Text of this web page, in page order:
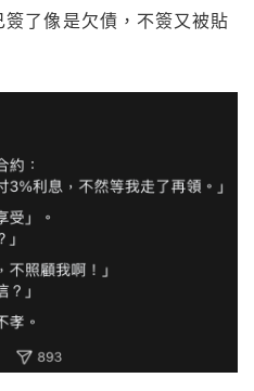
了像是欠債，不簽又被貼